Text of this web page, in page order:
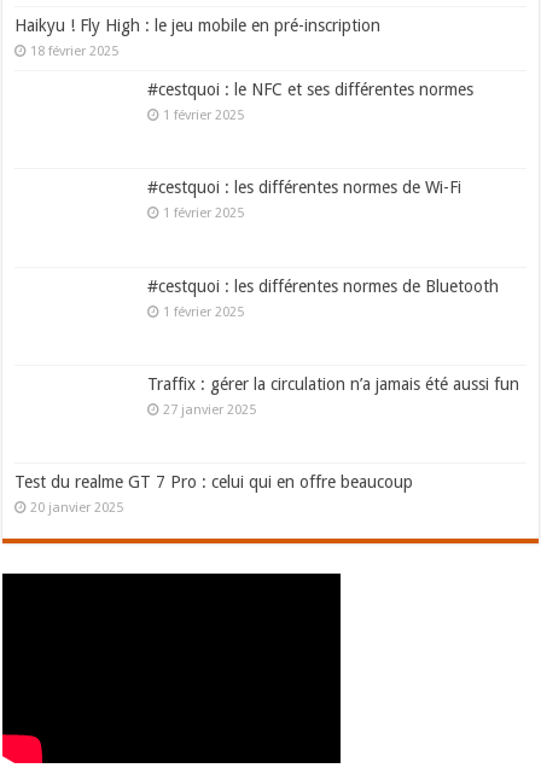
Haikyu ! Fly High : le jeu mobile en pré-inscription
18 février 2025
#cestquoi : le NFC et ses différentes normes
1 février 2025
#cestquoi : les différentes normes de Wi-Fi
1 février 2025
#cestquoi : les différentes normes de Bluetooth
1 février 2025
Traffix : gérer la circulation n’a jamais été aussi fun
27 janvier 2025
Test du realme GT 7 Pro : celui qui en offre beaucoup
20 janvier 2025